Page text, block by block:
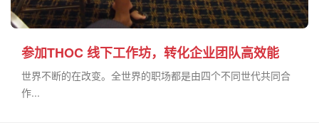
参加THOC 线下工作坊，转化企业团队高效能
世界不断的在改变。全世界的职场都是由四个不同世代共同合
作...